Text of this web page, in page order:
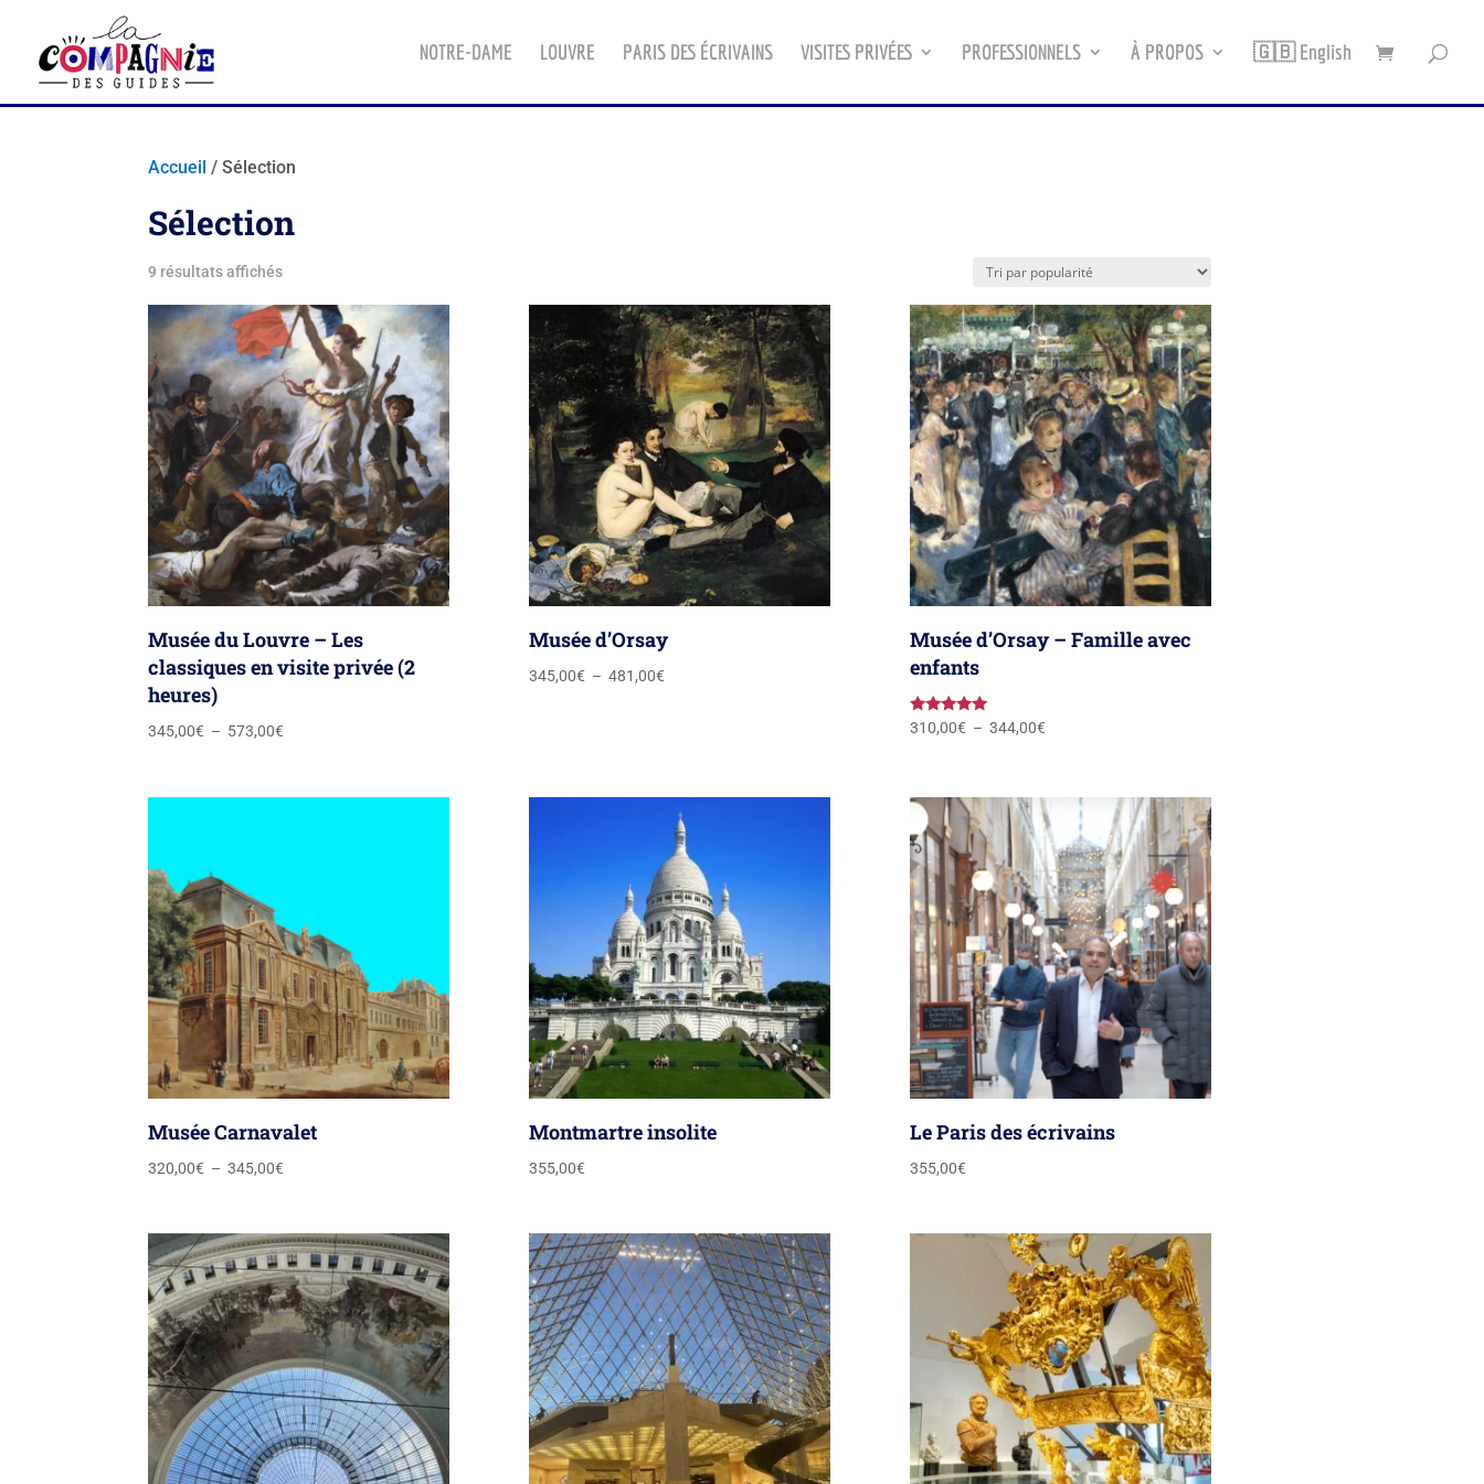
NOTRE-DAME LOUVRE PARIS DES ÉCRIVAINS VISITES PRIVÉES PROFESSIONNELS À PROPOS 🇬🇧 English
Accueil / Sélection
Sélection
9 résultats affichésTrié
popularité
Musée du Louvre – Les
classiques en visite privée (2
heures)
345,00€ – 573,00€
Musée d’Orsay
345,00€ – 481,00€
481,00€
Musée d’Orsay – Famille avec
enfants
Note
5.00
310,00€ – 344,00€Plage
310,00€
à
344,00€
Musée Carnavalet
320,00€ – 345,00€
320,00€
à
345,00€
Montmartre insolite
355,00€
Le Paris des écrivains
355,00€